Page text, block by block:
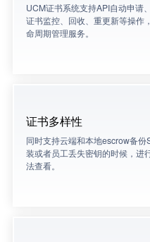
UCM证书系统支持API自动申请
证书监控、回收、重更新等操作
命周期管理服务。
证书多样性
同时支持云端和本地escrow备
装或者员工丢失密钥的时候，进
法查看。